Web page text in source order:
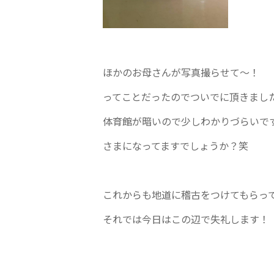
ほかのお母さんが写真撮らせて～！
ってことだったのでついでに頂きまし
体育館が暗いので少しわかりづらいで
さまになってますでしょうか？笑
これからも地道に稽古をつけてもらっ
それでは今日はこの辺で失礼します！